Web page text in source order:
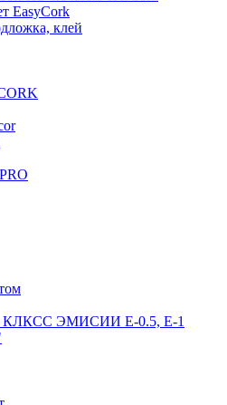
EasyCork
клей
КЛКСС ЭМИСИИ Е-0.5, Е-1